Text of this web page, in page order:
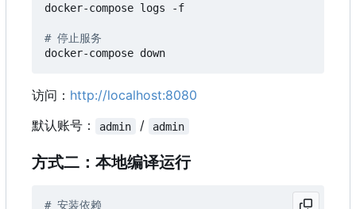
docker-compose logs -f
# 停止服务
访问： http://localhost:8080
默认账号：
admin / admin
方式二：本地编译运行
# 安装依赖